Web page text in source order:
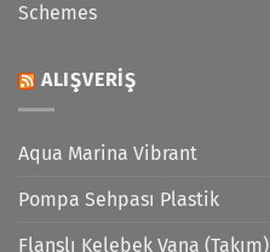
Schemes
ALIŞVERIŞ
Aqua Marina Vibrant
Pompa Sehpası Plastik
Flanşlı Kelebek Vana (Takım)